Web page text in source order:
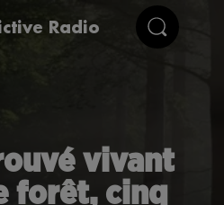
Radio
vivant
forêt, cinq